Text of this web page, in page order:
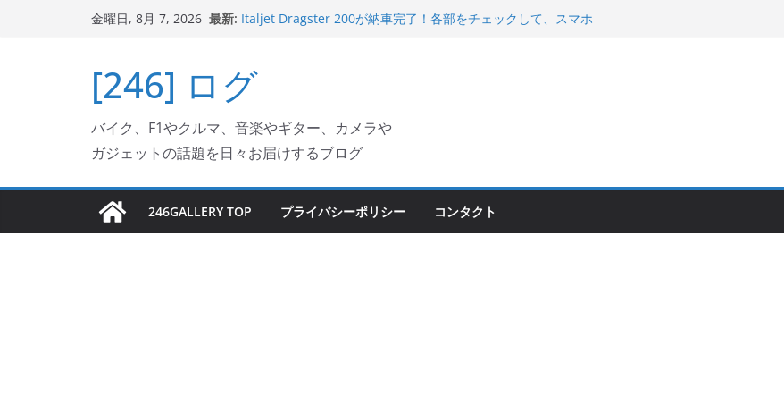
キ
プ
金曜日, 8月 7, 2026 最新: Italjet Dragster 200が納車完了！各部をチェックして、スマホ
Ken Block 逝去
岩手県奥州市へのふるさと納税で KGR HARMONY 南部鉄器エ
Italjet Dragster 200のフロントISSサスの動きが判ったらコーナ
リングが楽しくなった
[246] ログ
バイク、F1やクルマ、音楽やギター、カメラや
ガジェットの話題を日々お届けするブログ
246GALLERY TOP プライバシーポリシー コンタクト